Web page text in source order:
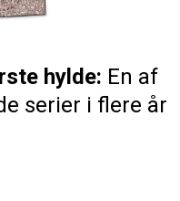
hylde: En af
serier i flere år